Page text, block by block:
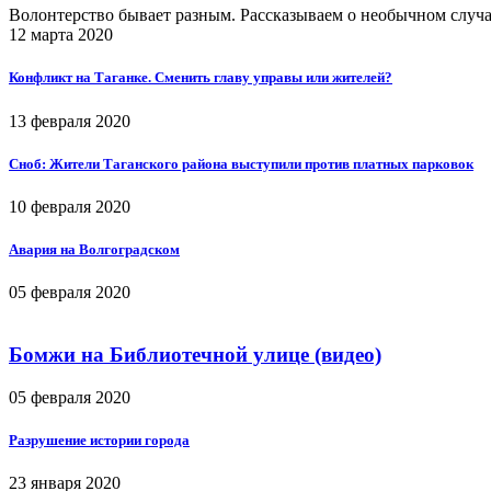
Волонтерство бывает разным. Рассказываем о необычном
12 марта 2020
Конфликт на Таганке. Сменить главу управы или жителей?
13 февраля 2020
Сноб: Жители Таганского района выступили против платных парковок
10 февраля 2020
Авария на Волгоградском
05 февраля 2020
Бомжи на Библиотечной улице (видео)
05 февраля 2020
Разрушение истории города
23 января 2020